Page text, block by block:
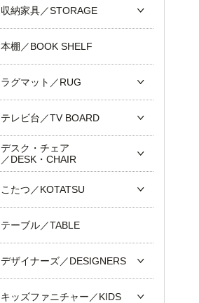
収納家具／STORAGE
本棚／BOOK SHELF
ラグマット／RUG
テレビ台／TV BOARD
デスク・チェア
／DESK・CHAIR
こたつ／KOTATSU
テーブル／TABLE
デザイナーズ／DESIGNERS
キッズファニチャー／KIDS